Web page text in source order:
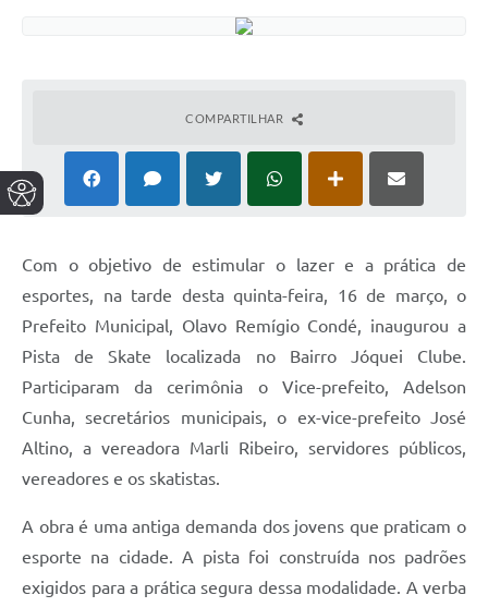
COMPARTILHAR
Com o objetivo de estimular o lazer e a prática de
esportes, na tarde desta quinta-feira, 16 de março, o
Prefeito Municipal, Olavo Remígio Condé, inaugurou a
Pista de Skate localizada no Bairro Jóquei Clube.
Participaram da cerimônia o Vice-prefeito, Adelson
Cunha, secretários municipais, o ex-vice-prefeito José
Altino, a vereadora Marli Ribeiro, servidores públicos,
vereadores e os skatistas.
A obra é uma antiga demanda dos jovens que praticam o
esporte na cidade. A pista foi construída nos padrões
exigidos para a prática segura dessa modalidade. A verba